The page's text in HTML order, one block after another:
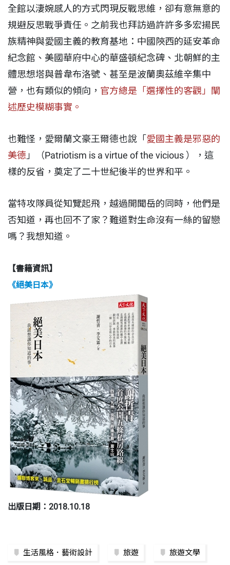
全館以淒婉感人的方式閃現反戰思維，卻有意無意的
規避反思戰爭責任。之前我也拜訪過許許多多宏揚民
族精神與愛國主義的教育基地：中國陝西的延安革命
紀念館、美國華府中心的華盛頓紀念碑、北朝鮮的主
體思想塔與普韋布洛號、甚至是波蘭奧茲維辛集中
營，也有類似的傾向， 官方總是「選擇性的客觀」闡
述歷史模糊事實。
也難怪，愛爾蘭文豪王爾德也說「愛國主義是邪惡的
美德 」（Patriotism is a virtue of the vicious ），這
樣的反省，奠定了二十世紀後半的世界和平。
當特攻隊員從知覽起飛，越過開聞岳的同時，他們是
否知道，再也回不了家？難道對生命沒有一絲的留戀
嗎？我想知道。
【書籍資訊】
《絕美日本》
出版日期：2018.10.18
生活風格．藝術設計 旅遊 旅遊文學